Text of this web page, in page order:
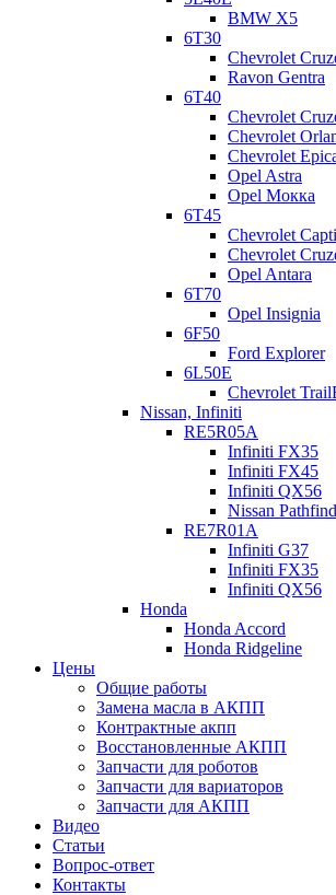
BMW X5
6Т30
Chevrolet
Ravon Gentra
6Т40
Chevrolet
Chevrolet
Chevrolet
Opel Astra
Opel Мокка
6T45
Chevrolet
Chevrolet
Opel Antara
6T70
Opel Insignia
6F50
Ford Explorer
6L50E
Chevrolet
Nissan, Infiniti
RE5R05A
Infiniti FX35
Infiniti FX45
Infiniti QX56
Nissan
RE7R01A
Infiniti G37
Infiniti FX35
Infiniti QX56
Honda
Honda Accord
Honda Ridgeline
Цены
Общие работы
Замена масла в АКПП
Контрактные акпп
Восстановленные АКПП
Запчасти для роботов
Запчасти для вариаторов
Запчасти для АКПП
Видео
Статьи
Вопрос-ответ
Контакты
Как всегда, рассмотрим результаты
Результаты диагностики.
падала в «аварийный режим», и
переключения. Сканером зафиксирована
давлению.